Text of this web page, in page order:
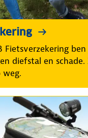
Fietsverzekering ben
diefstal en schade.
weg.